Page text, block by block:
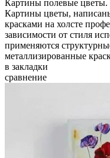
Картины полевые
Картины цветы,
красками на холсте
зависимости от стиля
применяются
металлизированные
в закладки
сравнение